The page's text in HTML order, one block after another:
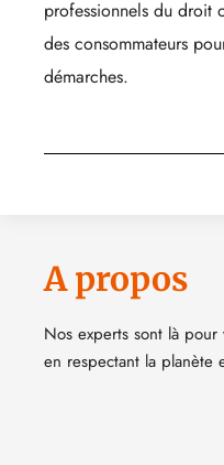
professionnels du droit
des consommateurs
démarches.
A propos
Nos experts sont là
en respectant la planète